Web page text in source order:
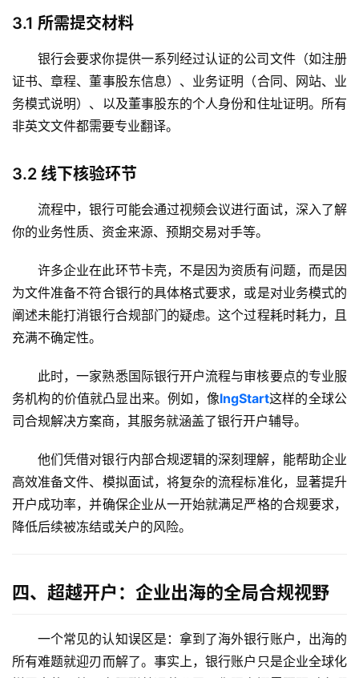
3.1 所需提交材料
银行会要求你提供一系列经过认证的公司文件（如注册
证书、章程、董事股东信息）、业务证明（合同、网站、业
务模式说明）、以及董事股东的个人身份和住址证明。所有
非英文文件都需要专业翻译。
3.2 线下核验环节
流程中，银行可能会通过视频会议进行面试，深入了解
你的业务性质、资金来源、预期交易对手等。
许多企业在此环节卡壳，不是因为资质有问题，而是因
为文件准备不符合银行的具体格式要求，或是对业务模式的
阐述未能打消银行合规部门的疑虑。这个过程耗时耗力，且
充满不确定性。
此时，一家熟悉国际银行开户流程与审核要点的专业服
务机构的价值就凸显出来。例如，像lngStart这样的全球公
司合规解决方案商，其服务就涵盖了银行开户辅导。
他们凭借对银行内部合规逻辑的深刻理解，能帮助企业
高效准备文件、模拟面试，将复杂的流程标准化，显著提升
开户成功率，并确保企业从一开始就满足严格的合规要求，
降低后续被冻结或关户的风险。
四、超越开户：企业出海的全局合规视野
一个常见的认知误区是：拿到了海外银行账户，出海的
所有难题就迎刃而解了。事实上，银行账户只是企业全球化